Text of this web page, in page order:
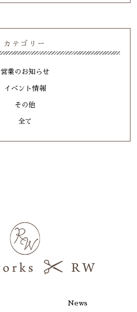
カテゴリー
営業のお知らせ
イベント情報
その他
全て
News